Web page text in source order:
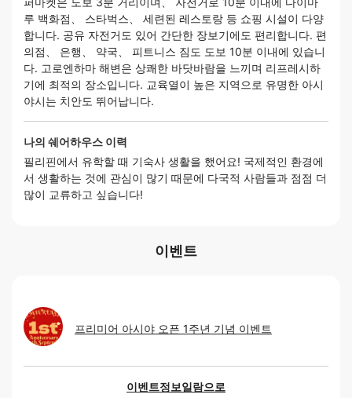
루 백화점、 스타벅스、 세련된 레스토랑 등 쇼핑 시설이 다양
합니다. 공유 자전거도 있어 간단한 장보기에도 편리합니다. 편
의점、 은행、 약국、 피트니스 짐도 도보 10분 이내에 있습니
다. 고로엔하마 해변은 상쾌한 바닷바람을 느끼며 리프레시하
기에 최적의 장소입니다. 교육열이 높은 지역으로 유명한 아시
야시는 치안도 뛰어납니다.
나의 쉐어하우스 이력
필리핀에서 유학할 때 기숙사 생활을 했어요! 국제적인 환경에
서 생활하는 것에 관심이 많기 때문에 다국적 사람들과 점점 더
많이 교류하고 싶습니다!
이벤트
프리미어 아시야 오픈 1주년 기념 이벤트
이벤트정보일람으로